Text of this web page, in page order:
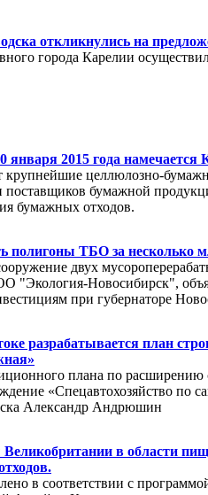
откликнулись на
города Карелии
2015 года намечается
крупнейшие целлюлозно-
поставщиков бумажной
бумажных отходов.
полигоны ТБО за несколько
двух
"Экология-Новосибирск",
при губернаторе
разрабатывается план
плана по расширению
«Спецавтохозяйство по
Александр Андрюшин
в области
в соответствии с